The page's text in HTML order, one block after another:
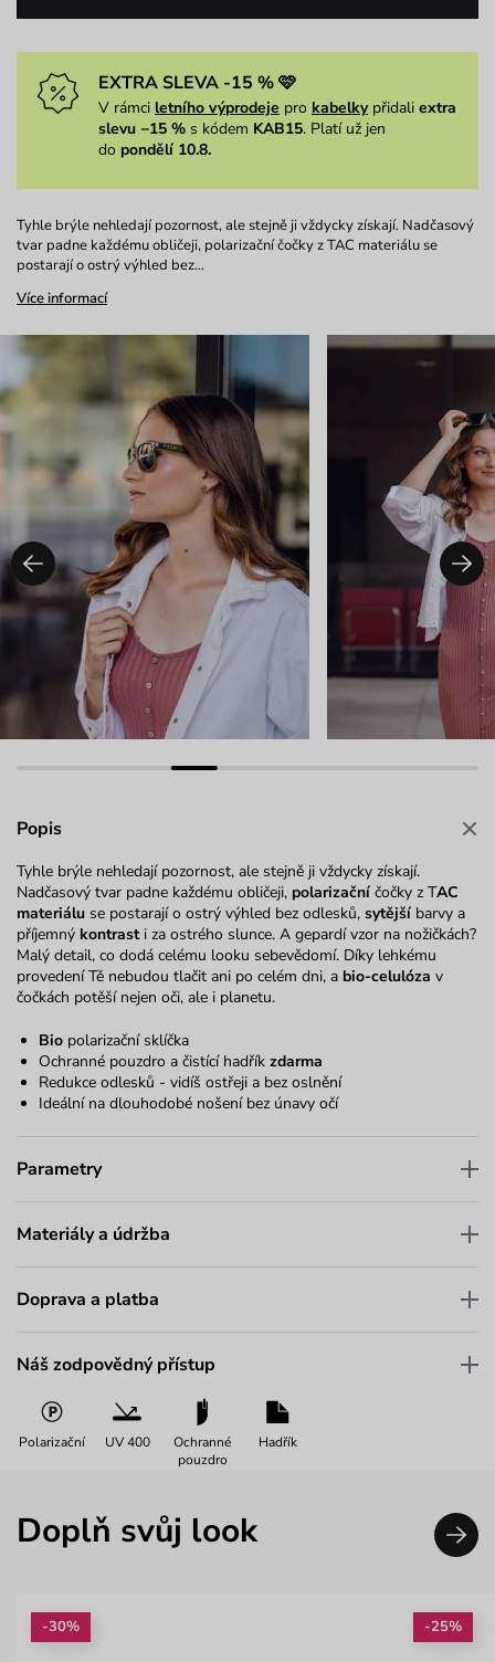
EXTRA SLEVA -15 % 🩷
V rámci letního výprodeje pro kabelkypřidali extra
slevu −15 % s kódem KAB15. Platí už jen
do pondělí 10.8.
Tyhle brýle nehledají pozornost, ale stejně ji vždycky získají. Nadčasový
tvar padne každému obličeji, polarizační čočky z TAC materiálu se
postarají o ostrý výhled bez…
Více informací
Popis
Tyhle brýle nehledají pozornost, ale stejně ji vždycky získají.
Nadčasový tvar padne každému obličeji, polarizační čočky z TAC
materiálu se postarají o ostrý výhled bez odlesků, sytější barvy a
příjemný kontrasti za ostrého slunce. A gepardí vzor na nožičkách?
Malý detail, co dodá celému looku sebevědomí. Díky lehkému
provedení Tě nebudou tlačit ani po celém dni, a bio-celulóza v
čočkách potěší nejen oči, ale i planetu.
Bio polarizační sklíčka
Ochranné pouzdro a čistící hadřík zdarma
Redukce odlesků - vidíš ostřeji a bez oslnění
Ideální na dlouhodobé nošení bez únavy očí
Parametry
Materiály a údržba
Doprava a platba
Náš zodpovědný přístup
Polarizační UV 400
Ochranné
pouzdro
Hadřík
Doplň svůj look
-30% -25%